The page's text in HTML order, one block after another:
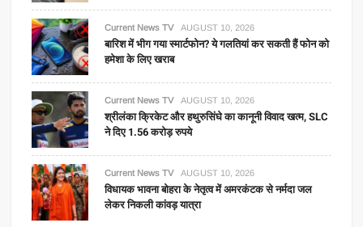
Current News TV AUGUST 10, 2026
बारिश में भीग गया स्मार्टफोन? ये गलतियां कर सकती हैं फोन को
हमेशा के लिए खराब
Current News TV AUGUST 10, 2026
श्रीलंका क्रिकेट और हथुरुसिंघे का कानूनी विवाद खत्म, SLC
ने दिए 1.56 करोड़ रुपये
Current News TV AUGUST 10, 2026
विधायक भावना बोहरा के नेतृत्व में अमरकंटक से नर्मदा जल
लेकर निकली कांवड़ यात्रा